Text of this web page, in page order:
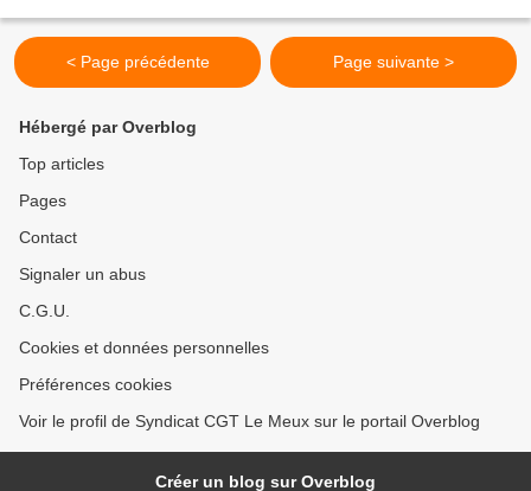
< Page précédente Page suivante >
Hébergé par Overblog
Top articles
Pages
Contact
Signaler un abus
C.G.U.
Cookies et données personnelles
Préférences cookies
Voir le profil de Syndicat CGT Le Meux sur le portail Overblog
Créer un blog sur Overblog